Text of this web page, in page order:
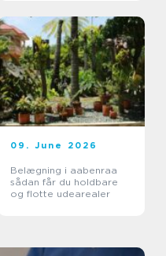
09. June 2026
Belægning i aabenraa
sådan får du holdbare
og flotte udearealer